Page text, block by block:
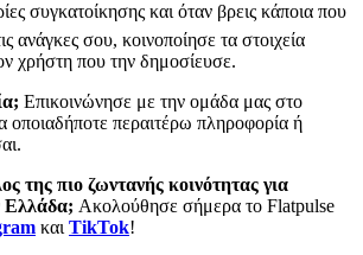
συγκατοίκησης και όταν βρεις κάποια που
ανάγκες σου, κοινοποίησε τα στοιχεία
χρήστη που την δημοσίευσε.
Επικοινώνησε με την ομάδα μας στο
οποιαδήποτε περαιτέρω πληροφορία ή
της πιο ζωντανής κοινότητας για
Ελλάδα; Aκολούθησε σήμερα το Flatpulse
και TikTok!